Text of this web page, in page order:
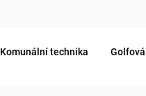
Komunální technika